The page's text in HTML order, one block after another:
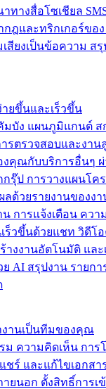
างสื่อโซเชียล
กฎและทริกเกอร์ขอ
เสียงเป็นข้อความ
ายขึ้นและเร็วขึ้น
มบัง แผนภูมิแกนต์ ส
รตรวจสอบและงา
งคุณกับบริการอื่นๆ
กรุ๊ป การวางแผนโค
ลด้วยรายงานของง
การแจ้งเตือน คว
ร็วขึ้นด้วยแชท วิดีโ
างงานอัตโนมัติ แล
AI สรุปงาน รายก
งานเป็นทีมของคุณ
ม ความคิดเห็น การ
ชร์ และแก้ไขเอกส
ายนอก ตั้งสิทธิ์การ